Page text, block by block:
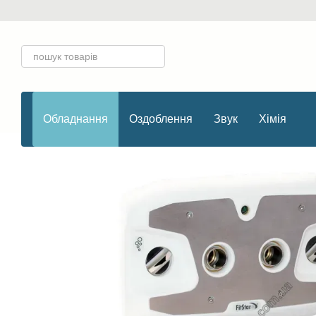
Обладнання Оздоблення Звук Хімія